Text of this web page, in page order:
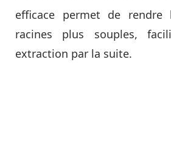
efficace permet de rendre
racines plus souples,
extraction par la suite.